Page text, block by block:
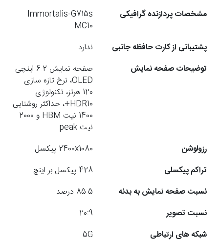
مشخصات پردازنده گرافیکی
Immortalis-G715s
MC10
پشتیبانی از کارت حافظه جانبی
ندارد
توضیحات صفحه نمایش
صفحه نمایش 6.2 اینچی
OLED، نرخ تازه سازی
120 هرتز، تکنولوژی
HDR10+، حداکثر روشنایی
1400 نیت HBM و 2000
نیت peak
رزولوشن
2400x1080 پیکسل
تراکم پیکسلی
428 پیکسل بر اینچ
نسبت صفحه نمایش به بدنه
85.5 درصد
نسبت تصویر
20:9
شبکه های ارتباطی
5G